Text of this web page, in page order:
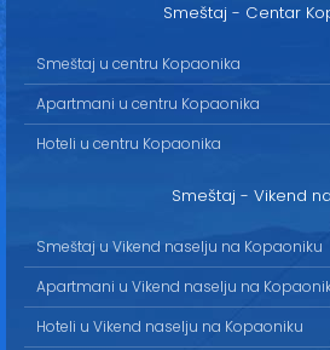
Smeštaj - Centar
Smeštaj u centru Kopaonika
Apartmani u centru Kopaonika
Hoteli u centru Kopaonika
Smeštaj - Vikend
Smeštaj u Vikend naselju na Kopaoniku
Apartmani u Vikend naselju na
Hoteli u Vikend naselju na Kopaoniku